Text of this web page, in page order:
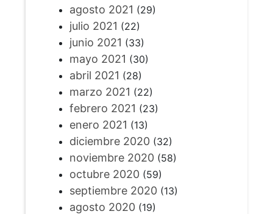
agosto 2021 (29)
julio 2021 (22)
junio 2021 (33)
mayo 2021 (30)
abril 2021 (28)
marzo 2021 (22)
febrero 2021 (23)
enero 2021 (13)
diciembre 2020(32)
noviembre 2020(58)
octubre 2020(59)
septiembre 2020(13)
agosto 2020(19)